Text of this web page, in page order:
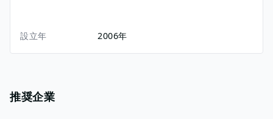
設立年 2006年
推奨企業